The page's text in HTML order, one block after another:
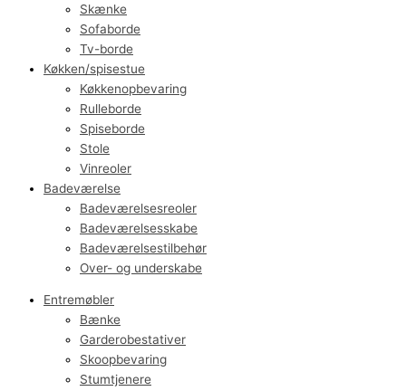
Skænke
Sofaborde
Tv-borde
Køkken/spisestue
Køkkenopbevaring
Rulleborde
Spiseborde
Stole
Vinreoler
Badeværelse
Badeværelsesreoler
Badeværelsesskabe
Badeværelsestilbehør
Over- og underskabe
Entremøbler
Bænke
Garderobestativer
Skoopbevaring
Stumtjenere